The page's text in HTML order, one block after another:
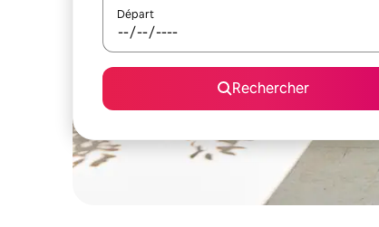
Départ
Rechercher